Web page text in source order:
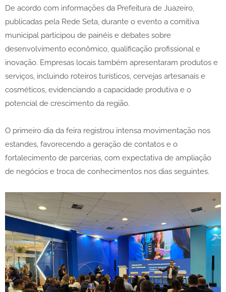
De acordo com informações da Prefeitura de Juazeiro,
publicadas pela Rede Seta, durante o evento a comitiva
municipal participou de painéis e debates sobre
desenvolvimento econômico, qualificação profissional e
inovação. Empresas locais também apresentaram produtos e
serviços, incluindo roteiros turísticos, cervejas artesanais e
cosméticos, evidenciando a capacidade produtiva e o
potencial de crescimento da região.
O primeiro dia da feira registrou intensa movimentação nos
estandes, favorecendo a geração de contatos e o
fortalecimento de parcerias, com expectativa de ampliação
de negócios e troca de conhecimentos nos dias seguintes.